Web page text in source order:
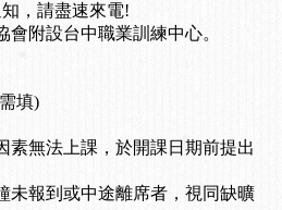
，請盡速來電!
附設台中職業訓練中心。
填)
無法上課，於開課日期前提出
未報到或中途離席者，視同缺曠